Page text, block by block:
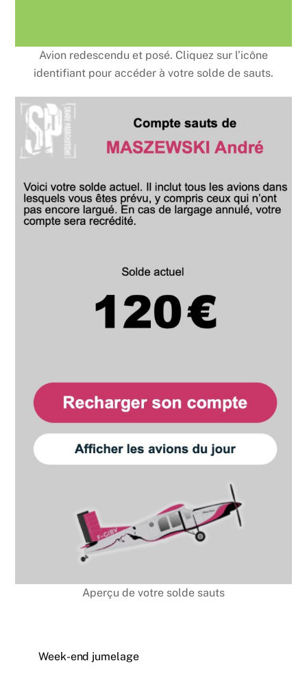
Avion redescendu et posé. Cliquez sur l’icône
identifiant pour accéder à votre solde de sauts.
Aperçu de votre solde sauts
Week-end jumelage